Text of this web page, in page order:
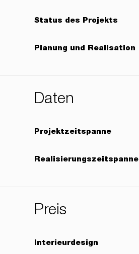
Status des Projekts
Planung und Realisation
Daten
Projektzeitspanne
Realisierungszeitspanne
Preis
Interieurdesign